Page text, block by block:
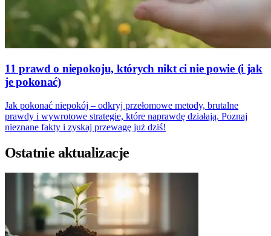
11 prawd o niepokoju, których nikt ci nie powie (i jak
je pokonać)
Jak pokonać niepokój – odkryj przełomowe metody, brutalne
prawdy i wywrotowe strategie, które naprawdę działają. Poznaj
nieznane fakty i zyskaj przewagę już dziś!
Ostatnie aktualizacje